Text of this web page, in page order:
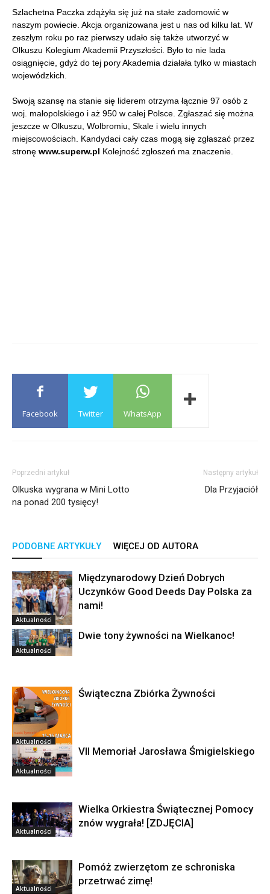
Szlachetna Paczka zdążyła się już na stałe zadomowić w
naszym powiecie. Akcja organizowana jest u nas od kilku lat. W
zeszłym roku po raz pierwszy udało się także utworzyć w
Olkuszu Kolegium Akademii Przyszłości. Było to nie lada
osiągnięcie, gdyż do tej pory Akademia działała tylko w miastach
wojewódzkich.
Swoją szansę na stanie się liderem otrzyma łącznie 97 osób z
woj. małopolskiego i aż 950 w całej Polsce. Zgłaszać się można
jeszcze w Olkuszu, Wolbromiu, Skale i wielu innych
miejscowościach. Kandydaci cały czas mogą się zgłaszać przez
stronę www.superw.pl Kolejność zgłoszeń ma znaczenie.
Facebook Twitter WhatsApp
Poprzedni artykuł
Olkuska wygrana w Mini Lotto
na ponad 200 tysięcy!
Następny artykuł
Dla Przyjaciół
PODOBNE ARTYKUŁY WIĘCEJ OD AUTORA
Aktualności
Międzynarodowy Dzień Dobrych
Uczynków Good Deeds Day Polska za
nami!
Aktualności
Dwie tony żywności na Wielkanoc!
Aktualności
Świąteczna Zbiórka Żywności
Aktualności
VII Memoriał Jarosława Śmigielskiego
Aktualności
Wielka Orkiestra Świątecznej Pomocy
znów wygrała! [ZDJĘCIA]
Aktualności
Pomóż zwierzętom ze schroniska
przetrwać zimę!